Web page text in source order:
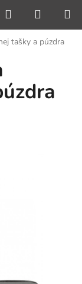
Hľadať
KOŠÍK
tašky a púzdra